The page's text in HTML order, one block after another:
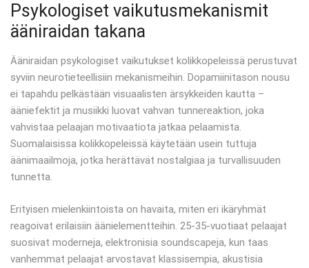
Psykologiset vaikutusmekanismit
ääniraidan takana
Ääniraidan psykologiset vaikutukset kolikkopeleissä perustuvat
syviin neurotieteellisiin mekanismeihin. Dopamiinitason nousu
ei tapahdu pelkästään visuaalisten ärsykkeiden kautta –
ääniefektit ja musiikki luovat vahvan tunnereaktion, joka
vahvistaa pelaajan motivaatiota jatkaa pelaamista.
Suomalaisissa kolikkopeleissä käytetään usein tuttuja
äänimaailmoja, jotka herättävät nostalgiaa ja turvallisuuden
tunnetta.
Erityisen mielenkiintoista on havaita, miten eri ikäryhmät
reagoivat erilaisiin äänielementteihin. 25-35-vuotiaat pelaajat
suosivat moderneja, elektronisia soundscapeja, kun taas
vanhemmat pelaajat arvostavat klassisempia, akustisia